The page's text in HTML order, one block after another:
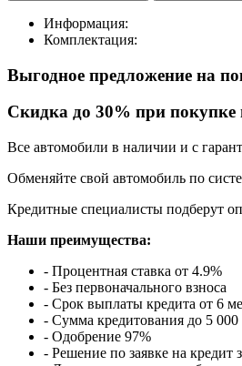
Информация:
Комплектация:
Выгодное предложение на
Cкидка до 30% при покупке
Все автомобили в наличии и с
Обменяйте свой автомобиль по
Кредитные специалисты подберут
Наши преимущества:
- Процентная ставка от 4.9%
- Без первоначального взноса
- Срок выплаты кредита от 6
- Сумма кредитования до 5 000
- Одобрение 97%
- Решение по заявке на кредит